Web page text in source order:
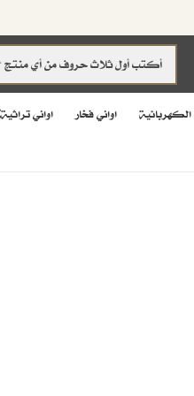
الكهربائية اواني فخار اواني تراثية